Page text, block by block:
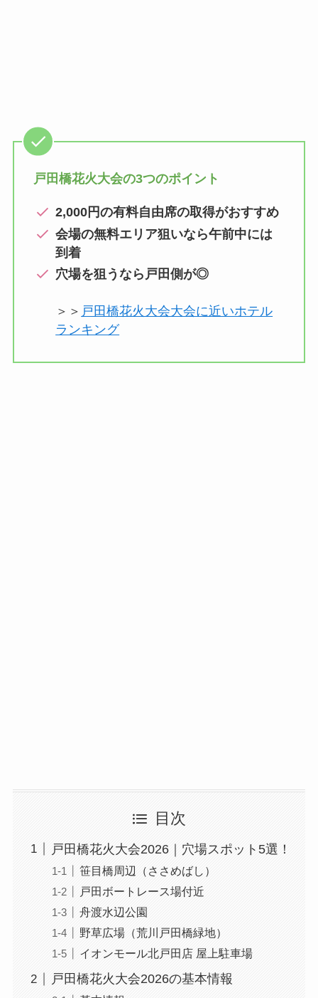
戸田橋花火大会の3つのポイント
2,000円の有料自由席の取得がおすすめ
会場の無料エリア狙いなら午前中には
到着
穴場を狙うなら戸田側が◎
＞＞ 戸田橋花火大会大会に近いホテル
ランキング
目次
戸田橋花火大会2026｜穴場スポット5選！
笹目橋周辺（ささめばし）
戸田ボートレース場付近
舟渡水辺公園
野草広場（荒川戸田橋緑地）
イオンモール北戸田店 屋上駐車場
戸田橋花火大会2026の基本情報